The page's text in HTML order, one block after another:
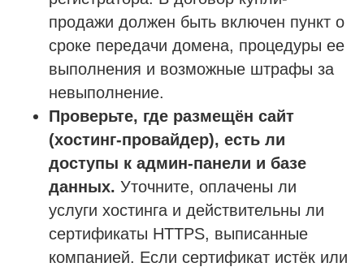
продажи должен быть включен пункт о
сроке передачи домена, процедуры ее
выполнения и возможные штрафы за
невыполнение.
Проверьте, где размещён сайт
(хостинг-провайдер), есть ли
доступы к админ-панели и базе
данных. Уточните, оплачены ли
услуги хостинга и действительны ли
сертификаты HTTPS, выписанные
компанией. Если сертификат истёк или